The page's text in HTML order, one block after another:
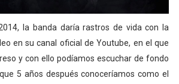
la banda daría rastros de vida con la
en su canal oficial de Youtube, en el que
y con ello podíamos escuchar de fondo
5 años después conoceríamos como el